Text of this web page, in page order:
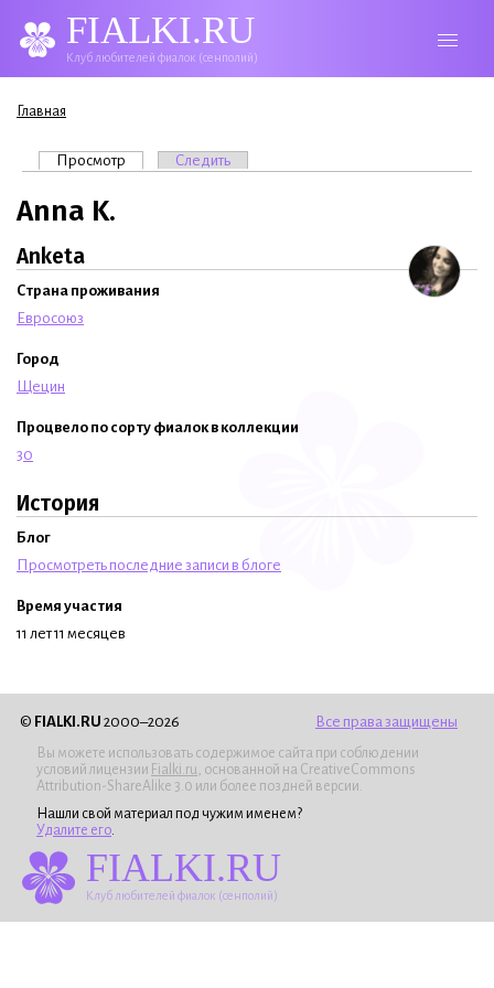
FIALKI.RU
Клуб любителей фиалок (сенполий)
Вы здесь
Главная
Главные вкладки
Просмотр (активная вкладка)
Следить
Anna K.
Anketa
Страна проживания
Евросоюз
Город
Щецин
Процвело по сорту фиалок в коллекции
30
История
Блог
Просмотреть последние записи в блоге
Время участия
11 лет 11 месяцев
© FIALKI.RU 2000–2026 Все права защищены
Вы можете использовать содержимое сайта при соблюдении
условий лицензии Fialki.ru , основанной на CreativeCommons
Attribution-ShareAlike 3.0 или более поздней версии.
Нашли свой материал под чужим именем?
Удалите его
FIALKI.RU
Клуб любителей фиалок (сенполий)